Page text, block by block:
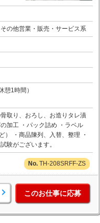
の他営業・販売・サービス系
憩1時間）
取り、おろし、お造りタレ漬
加工 ・パック詰め ・ラベル
） ・商品陳列、入替、整理 ・
験がございます。
TH-208SRFF-ZS
このお仕事に応募